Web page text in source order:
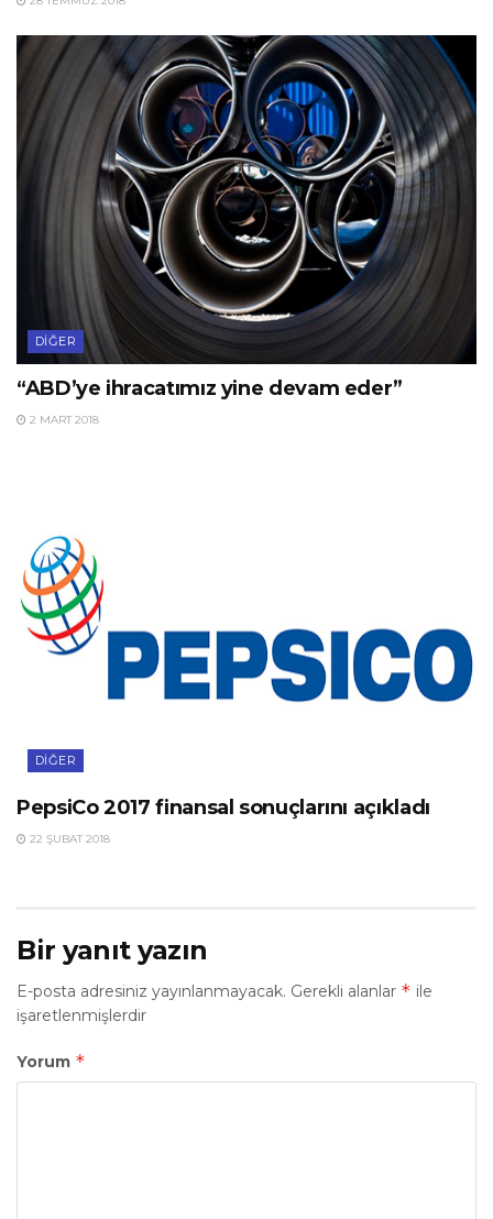
DIĞER
“ABD’ye ihracatımız yine devam eder”
2 MART 2018
DIĞER
PepsiCo 2017 finansal sonuçlarını açıkladı
22 ŞUBAT 2018
Bir yanıt yazın
E-posta adresiniz yayınlanmayacak. Gerekli alanlar * ile
işaretlenmişlerdir
Yorum *